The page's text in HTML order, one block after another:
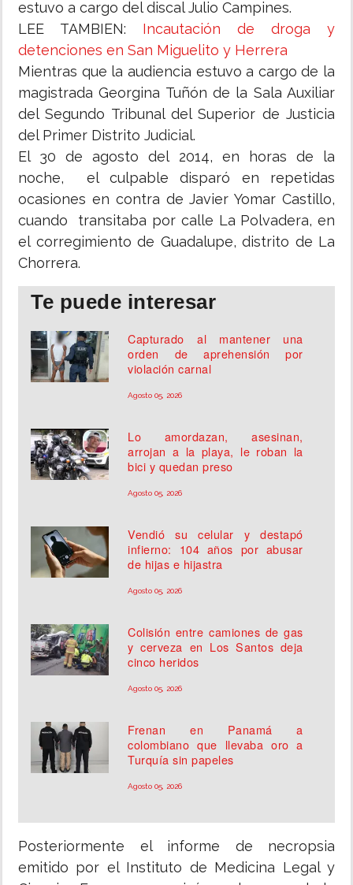
estuvo a cargo del discal Julio Campines.
LEE TAMBIEN: Incautación de droga y
detenciones en San Miguelito y Herrera
Mientras que la audiencia estuvo a cargo de la
magistrada Georgina Tuñón de la Sala Auxiliar
del Segundo Tribunal del Superior de Justicia
del Primer Distrito Judicial.
El 30 de agosto del 2014, en horas de la
noche, el culpable disparó en repetidas
ocasiones en contra de Javier Yomar Castillo,
cuando transitaba por calle La Polvadera, en
el corregimiento de Guadalupe, distrito de La
Chorrera.
Te puede interesar
Capturado al mantener una
orden de aprehensión por
violación carnal
Agosto 05, 2026
Lo amordazan, asesinan,
arrojan a la playa, le roban la
bici y quedan preso
Agosto 05, 2026
Vendió su celular y destapó
infierno: 104 años por abusar
de hijas e hijastra
Agosto 05, 2026
Colisión entre camiones de gas
y cerveza en Los Santos deja
cinco heridos
Agosto 05, 2026
Frenan en Panamá a
colombiano que llevaba oro a
Turquía sin papeles
Agosto 05, 2026
Posteriormente el informe de necropsia
emitido por el Instituto de Medicina Legal y